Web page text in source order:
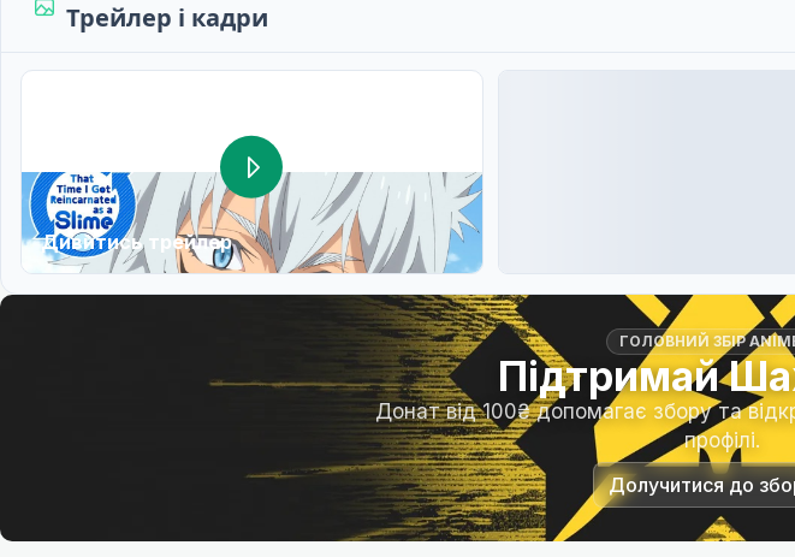
Трейлер і кадри
Дивитись трейлер
ГОЛОВНИЙ ЗБІР
Підтримай
Донат від 100₴ допомагає збору та
профілі.
Долучитися до